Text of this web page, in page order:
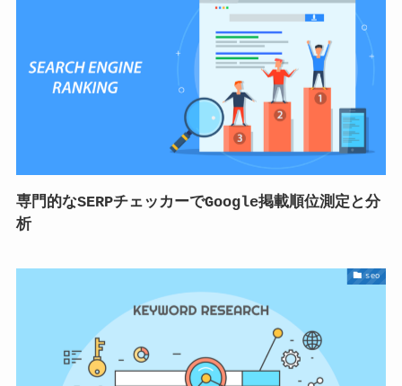
専門的なSERPチェッカーでGoogle掲載順位測定と分
析
seo